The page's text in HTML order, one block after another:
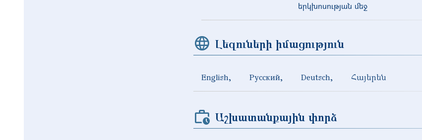
երկխոսության մեջ
Լեզուների իմացություն
English Русский Deutsch Հայերեն
Աշխատանքային փորձ